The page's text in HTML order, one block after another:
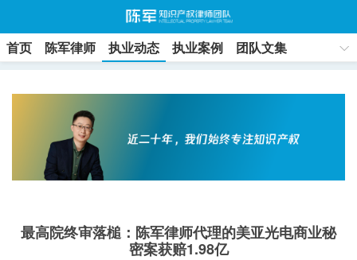
首页 陈军律师 执业动态 执业案例
团队文集
最高院终审落槌：陈军律师代理的美亚光电商业秘
密案获赔1.98亿